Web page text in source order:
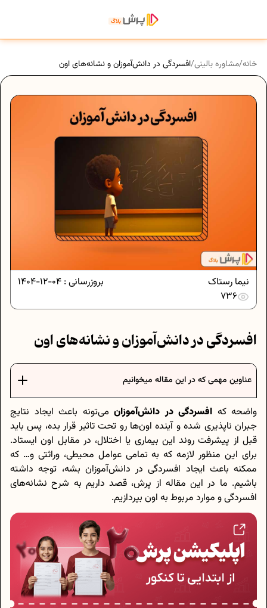
خانه/مشاوره بالینی/افسردگی در دانش‌آموزان و نشانه‌های اون
بروزرسانی : 04-12-1404
نیما رستاک
736
افسردگی در دانش‌آموزان و نشانه‌های اون
عناوین مهمی که در این مقاله میخوانیم
واضحه که افسردگی در دانش‌آموزان می‌تونه باعث ایجاد نتایج
جبران ناپذیری شده و آینده اون‌ها رو تحت تاثیر قرار بده، پس باید
قبل از پیشرفت روند این بیماری یا اختلال، در مقابل اون ایستاد.
برای این منظور لازمه که به تمامی عوامل محیطی، وراثتی و… که
ممکنه باعث ایجاد افسردگی در دانش‌آموزان بشه، توجه داشته
باشیم. ما در این مقاله از پرش، قصد داریم به شرح نشانه‌های
افسردگی و موارد مربوط به اون بپردازیم.